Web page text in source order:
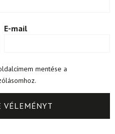
E-mail
mentése a